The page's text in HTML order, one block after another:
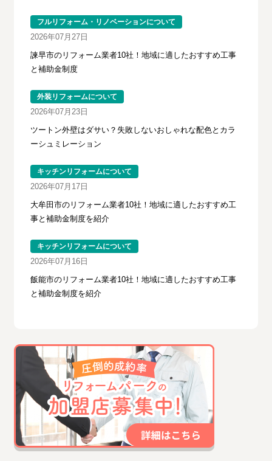
フルリフォーム・リノベーションについて
2026年07月27日
諫早市のリフォーム業者10社！地域に適したおすすめ工事
と補助金制度
外装リフォームについて
2026年07月23日
ツートン外壁はダサい？失敗しないおしゃれな配色とカラ
ーシュミレーション
キッチンリフォームについて
2026年07月17日
大牟田市のリフォーム業者10社！地域に適したおすすめ工
事と補助金制度を紹介
キッチンリフォームについて
2026年07月16日
飯能市のリフォーム業者10社！地域に適したおすすめ工事
と補助金制度を紹介